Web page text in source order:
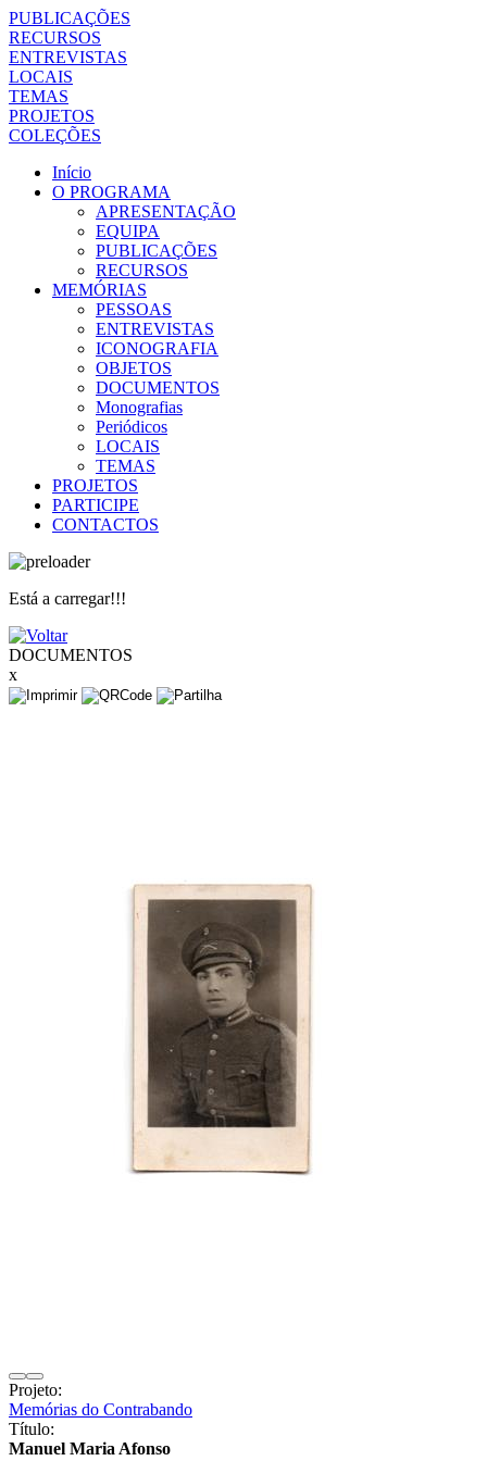
PUBLICAÇÕES
RECURSOS
ENTREVISTAS
LOCAIS
TEMAS
PROJETOS
COLEÇÕES
Início
O PROGRAMA
APRESENTAÇÃO
EQUIPA
PUBLICAÇÕES
RECURSOS
MEMÓRIAS
PESSOAS
ENTREVISTAS
ICONOGRAFIA
OBJETOS
DOCUMENTOS
Monografias
Periódicos
LOCAIS
TEMAS
PROJETOS
PARTICIPE
CONTACTOS
Está a carregar!!!
DOCUMENTOS
x
Projeto:
Memórias do Contrabando
Título:
Manuel Maria Afonso